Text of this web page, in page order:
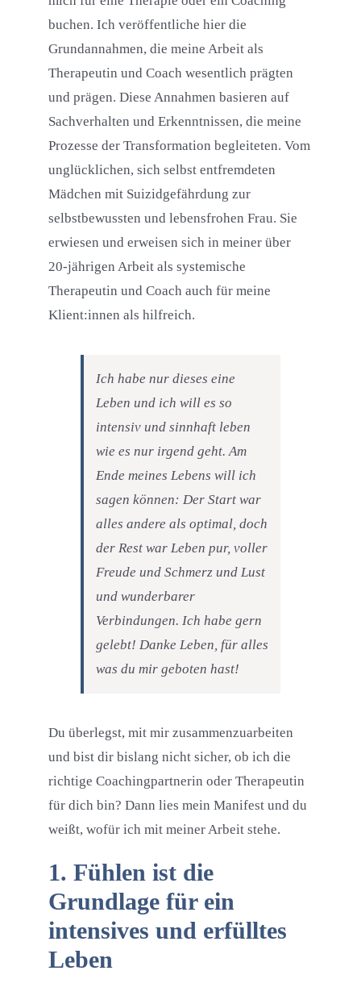
buchen. Ich veröffentliche hier die
Grundannahmen, die meine Arbeit als
Therapeutin und Coach wesentlich prägten
und prägen. Diese Annahmen basieren auf
Sachverhalten und Erkenntnissen, die meine
Prozesse der Transformation begleiteten. Vom
unglücklichen, sich selbst entfremdeten
Mädchen mit Suizidgefährdung zur
selbstbewussten und lebensfrohen Frau. Sie
erwiesen und erweisen sich in meiner über
20-jährigen Arbeit als systemische
Therapeutin und Coach auch für meine
Klient:innen als hilfreich.
Ich habe nur dieses eine
Leben und ich will es so
intensiv und sinnhaft leben
wie es nur irgend geht. Am
Ende meines Lebens will ich
sagen können: Der Start war
alles andere als optimal, doch
der Rest war Leben pur, voller
Freude und Schmerz und Lust
und wunderbarer
Verbindungen. Ich habe gern
gelebt! Danke Leben, für alles
was du mir geboten hast!
Du überlegst, mit mir zusammenzuarbeiten
und bist dir bislang nicht sicher, ob ich die
richtige Coachingpartnerin oder Therapeutin
für dich bin? Dann lies mein Manifest und du
weißt, wofür ich mit meiner Arbeit stehe.
1. Fühlen ist die
Grundlage für ein
intensives und erfülltes
Leben